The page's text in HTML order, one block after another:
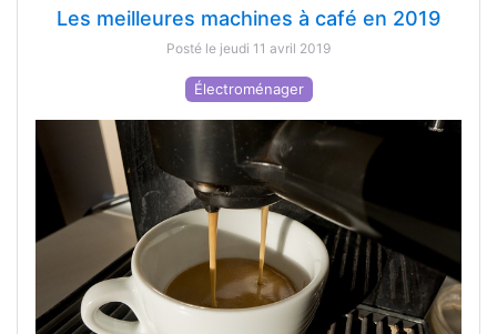
Les meilleures machines à café en 2019
Posté le jeudi 11 avril 2019
Électroménager